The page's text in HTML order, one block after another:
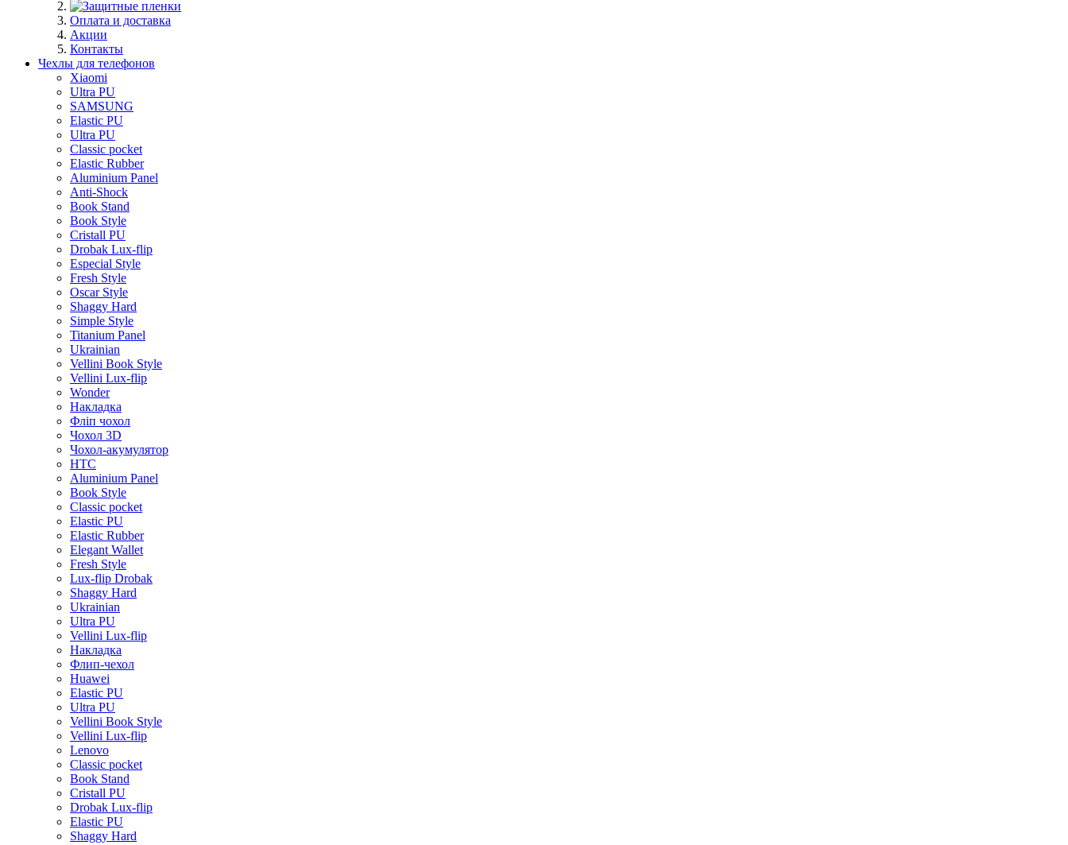
Оплата и доставка
Акции
Контакты
Чехлы для телефонов
Xiaomi
Ultra PU
SAMSUNG
Elastic PU
Ultra PU
Classic pocket
Elastic Rubber
Aluminium Panel
Anti-Shock
Book Stand
Book Style
Cristall PU
Drobak Lux-flip
Especial Style
Fresh Style
Oscar Style
Shaggy Hard
Simple Style
Titanium Panel
Ukrainian
Vellini Book Style
Vellini Lux-flip
Wonder
Накладка
Фліп чохол
Чохол 3D
Чохол-акумулятор
HTC
Aluminium Panel
Book Style
Classic pocket
Elastic PU
Elastic Rubber
Elegant Wallet
Fresh Style
Lux-flip Drobak
Shaggy Hard
Ukrainian
Ultra PU
Vellini Lux-flip
Накладка
Флип-чехол
Huawei
Elastic PU
Ultra PU
Vellini Book Style
Vellini Lux-flip
Lenovo
Classic pocket
Book Stand
Cristall PU
Drobak Lux-flip
Elastic PU
Shaggy Hard